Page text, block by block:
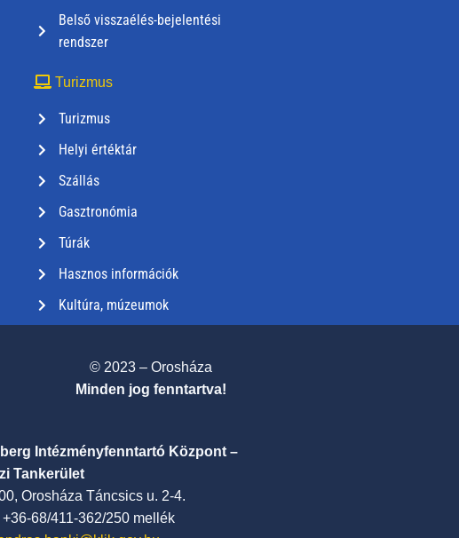
Belső visszaélés-bejelentési
rendszer
Turizmus
Turizmus
Helyi értéktár
Szállás
Gasztronómia
Túrák
Hasznos információk
Kultúra, múzeumok
© 2023 – Orosháza
Minden jog fenntartva!
Intézményfenntartó Központ –
Tankerület
Orosháza Táncsics u. 2-4.
+36-68/411-362/250 mellék